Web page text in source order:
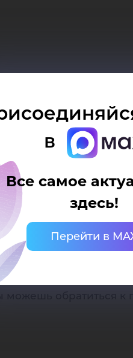
в
Все самое
здесь!
Перейти в
ЮГУ
– это
обратиться к